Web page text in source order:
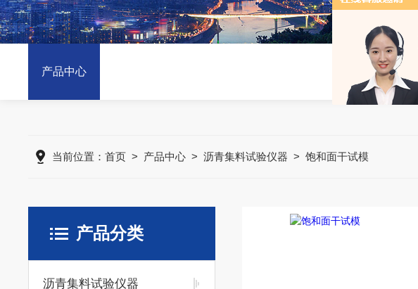
产品中心
当前位置：首页 > 产品中心 >沥青集料试验仪器 >饱和面干试模
产品分类
沥青集料试验仪器